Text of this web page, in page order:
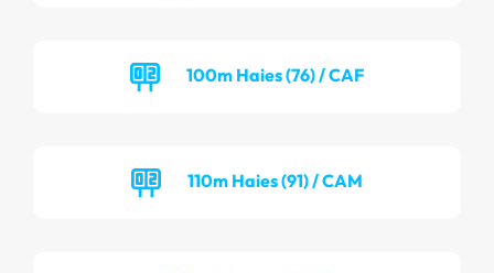
100m Haies (76) / CAF
110m Haies (91) / CAM